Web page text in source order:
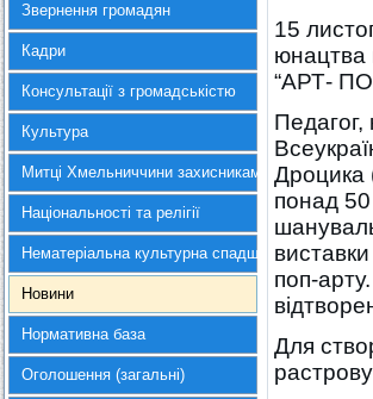
Звернення громадян
Кадри
Консультації з громадськістю
Культура
Митці Хмельниччини захисникам України
Національності та релігії
Нематеріальна культурна спадщина
Новини
Нормативна база
Оголошення (загальні)
15
юнацтва
“АРТ-
Дроцика
понад 50
поп-
Для